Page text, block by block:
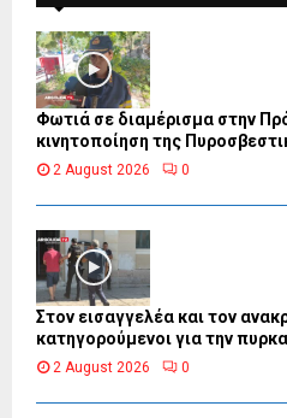
Φωτιά σε διαμέρισμα στην
κινητοποίηση της
2 August 2026 0
Στον εισαγγελέα και τον
κατηγορούμενοι για την
2 August 2026 0